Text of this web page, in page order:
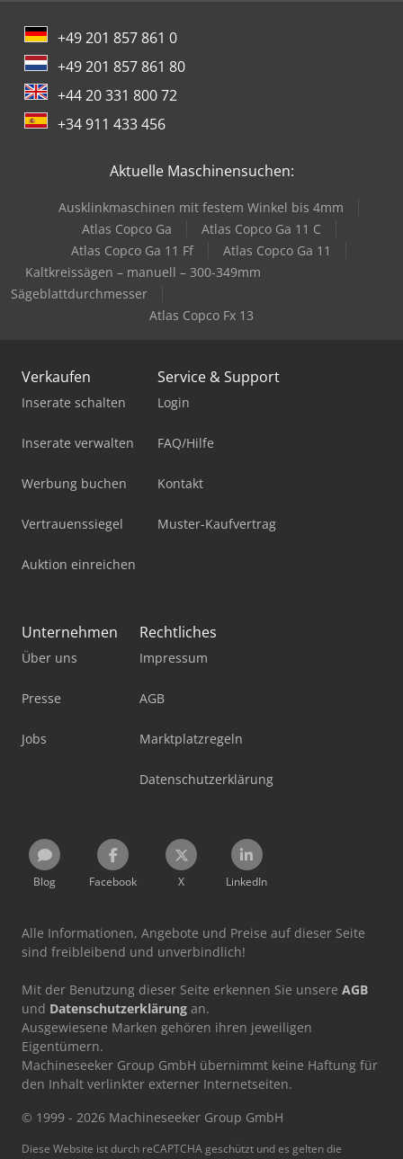
+49 201 857 861 0
+49 201 857 861 80
+44 20 331 800 72
+34 911 433 456
Aktuelle Maschinensuchen:
Ausklinkmaschinen mit festem Winkel bis 4mm
Atlas Copco Ga
Atlas Copco Ga 11 C
Atlas Copco Ga 11 Ff
Atlas Copco Ga 11
Kaltkreissägen – manuell – 300-349mm
Sägeblattdurchmesser
Atlas Copco Fx 13
Verkaufen
Inserate schalten
Inserate verwalten
Werbung buchen
Vertrauenssiegel
Auktion einreichen
Service & Support
Login
FAQ/Hilfe
Kontakt
Muster-Kaufvertrag
Unternehmen
Über uns
Presse
Jobs
Rechtliches
Impressum
AGB
Marktplatzregeln
Datenschutzerklärung
Blog Facebook X LinkedIn
Alle Informationen, Angebote und Preise auf dieser Seite
sind freibleibend und unverbindlich!
Mit der Benutzung dieser Seite erkennen Sie unsere AGB
und Datenschutzerklärung an.
Ausgewiesene Marken gehören ihren jeweiligen
Eigentümern.
Machineseeker Group GmbH übernimmt keine Haftung für
den Inhalt verlinkter externer Internetseiten.
© 1999 - 2026 Machineseeker Group GmbH
Diese Website ist durch reCAPTCHA geschützt und es gelten die